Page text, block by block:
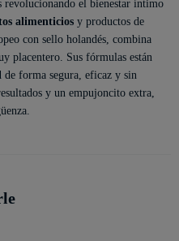
revolucionando el bienestar íntimo
alimenticiosy productos de
con sello holandés, combina
placentero. Sus fórmulas están
de forma segura, eficaz y sin
y un empujoncito extra,